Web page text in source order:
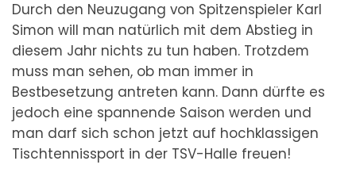
Durch den Neuzugang von Spitzenspieler Karl
Simon will man natürlich mit dem Abstieg in
diesem Jahr nichts zu tun haben. Trotzdem
muss man sehen, ob man immer in
Bestbesetzung antreten kann. Dann dürfte es
jedoch eine spannende Saison werden und
man darf sich schon jetzt auf hochklassigen
Tischtennissport in der TSV-Halle freuen!